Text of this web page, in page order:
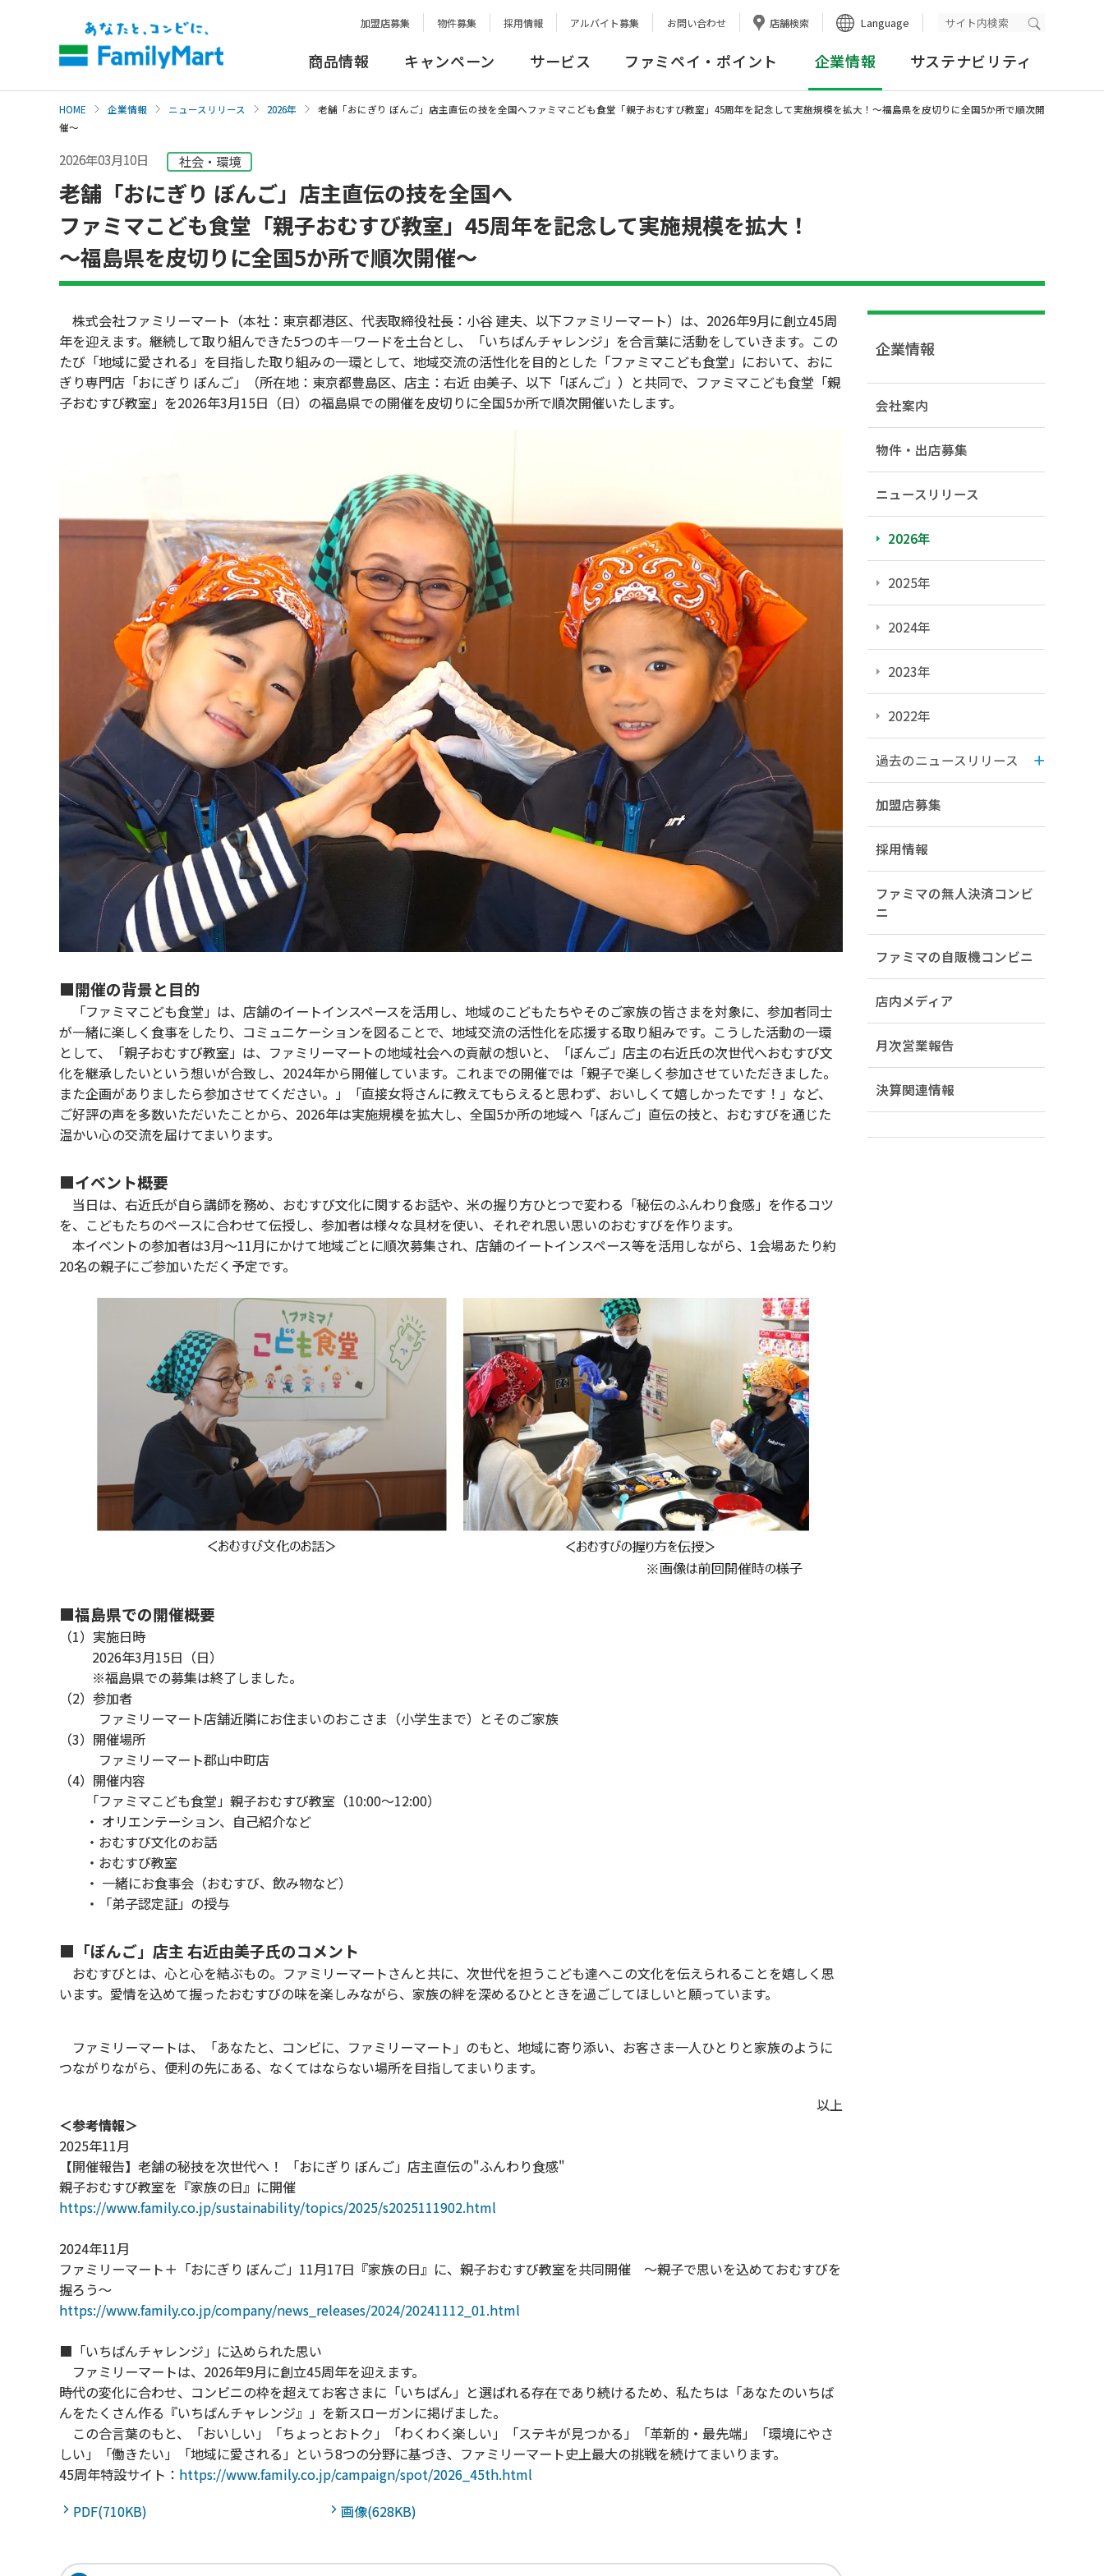
加盟店募集 物件募集 採用情報 アルバイト募集 お問い合わせ 店舗検索 Language 検索実行
商品情報 キャンペーン サービス ファミペイ・ポイント 企業情報 サステナビリティ
HOME 企業情報 ニュースリリース 2026年
老舗「おにぎり ぼんご」店主直伝の技を全国へファミマこども食堂「親子おむすび教室」45周年を記念して実施規模を拡大！～福島県を皮切りに全国5か所で順次開
催～
2026年03月10日 社会・環境
老舗「おにぎり ぼんご」店主直伝の技を全国へ
ファミマこども食堂「親子おむすび教室」45周年を記念して実施規模を拡大！
～福島県を皮切りに全国5か所で順次開催～
株式会社ファミリーマート（本社：東京都港区、代表取締役社長：小谷 建夫、以下ファミリーマート）は、2026年9月に創立45周
年を迎えます。継続して取り組んできた5つのキ―ワードを土台とし、「いちばんチャレンジ」を合言葉に活動をしていきます。この
たび「地域に愛される」を目指した取り組みの一環として、地域交流の活性化を目的とした「ファミマこども食堂」において、おに
ぎり専門店「おにぎり ぼんご」（所在地：東京都豊島区、店主：右近 由美子、以下「ぼんご」）と共同で、ファミマこども食堂「親
子おむすび教室」を2026年3月15日（日）の福島県での開催を皮切りに全国5か所で順次開催いたします。
■開催の背景と目的
「ファミマこども食堂」は、店舗のイートインスペースを活用し、地域のこどもたちやそのご家族の皆さまを対象に、参加者同士
が一緒に楽しく食事をしたり、コミュニケーションを図ることで、地域交流の活性化を応援する取り組みです。こうした活動の一環
として、「親子おむすび教室」は、ファミリーマートの地域社会への貢献の想いと、「ぼんご」店主の右近氏の次世代へおむすび文
化を継承したいという想いが合致し、2024年から開催しています。これまでの開催では「親子で楽しく参加させていただきました。
また企画がありましたら参加させてください。」「直接女将さんに教えてもらえると思わず、おいしくて嬉しかったです！」など、
ご好評の声を多数いただいたことから、2026年は実施規模を拡大し、全国5か所の地域へ「ぼんご」直伝の技と、おむすびを通じた
温かい心の交流を届けてまいります。
■イベント概要
当日は、右近氏が自ら講師を務め、おむすび文化に関するお話や、米の握り方ひとつで変わる「秘伝のふんわり食感」を作るコツ
を、こどもたちのペースに合わせて伝授し、参加者は様々な具材を使い、それぞれ思い思いのおむすびを作ります。
本イベントの参加者は3月〜11月にかけて地域ごとに順次募集され、店舗のイートインスペース等を活用しながら、1会場あたり約
20名の親子にご参加いただく予定です。
■福島県での開催概要
（1）実施日時
2026年3月15日（日）
※福島県での募集は終了しました。
（2）参加者
ファミリーマート店舗近隣にお住まいのおこさま（小学生まで）とそのご家族
（3）開催場所
ファミリーマート郡山中町店
（4）開催内容
「ファミマこども食堂」親子おむすび教室（10:00～12:00）
・ オリエンテーション、自己紹介など
・おむすび文化のお話
・おむすび教室
・ 一緒にお食事会（おむすび、飲み物など）
・「弟子認定証」の授与
■「ぼんご」店主 右近由美子氏のコメント
おむすびとは、心と心を結ぶもの。ファミリーマートさんと共に、次世代を担うこども達へこの文化を伝えられることを嬉しく思
います。愛情を込めて握ったおむすびの味を楽しみながら、家族の絆を深めるひとときを過ごしてほしいと願っています。
ファミリーマートは、「あなたと、コンビに、ファミリーマート」のもと、地域に寄り添い、お客さま一人ひとりと家族のように
つながりながら、便利の先にある、なくてはならない場所を目指してまいります。
以上
＜参考情報＞
2025年11月
【開催報告】老舗の秘技を次世代へ！ 「おにぎり ぼんご」店主直伝の"ふんわり食感"
親子おむすび教室を『家族の日』に開催
https://www.family.co.jp/sustainability/topics/2025/s2025111902.html
2024年11月
ファミリーマート＋「おにぎり ぼんご」11月17日『家族の日』に、親子おむすび教室を共同開催 ～親子で思いを込めておむすびを
握ろう～
https://www.family.co.jp/company/news_releases/2024/20241112_01.html
■「いちばんチャレンジ」に込められた思い
ファミリーマートは、2026年9月に創立45周年を迎えます。
時代の変化に合わせ、コンビニの枠を超えてお客さまに「いちばん」と選ばれる存在であり続けるため、私たちは「あなたのいちば
んをたくさん作る『いちばんチャレンジ』」を新スローガンに掲げました。
この合言葉のもと、「おいしい」「ちょっとおトク」「わくわく楽しい」「ステキが見つかる」「革新的・最先端」「環境にやさ
しい」「働きたい」「地域に愛される」という8つの分野に基づき、ファミリーマート史上最大の挑戦を続けてまいります。
45周年特設サイト： https://www.family.co.jp/campaign/spot/2026_45th.html
PDF(710KB)
画像(628KB)
企業情報
会社案内
物件・出店募集
ニュースリリース
2026年
2025年
2024年
2023年
2022年
過去のニュースリリース
加盟店募集
採用情報
ファミマの無人決済コンビ
ニ
ファミマの自販機コンビニ
店内メディア
月次営業報告
決算関連情報